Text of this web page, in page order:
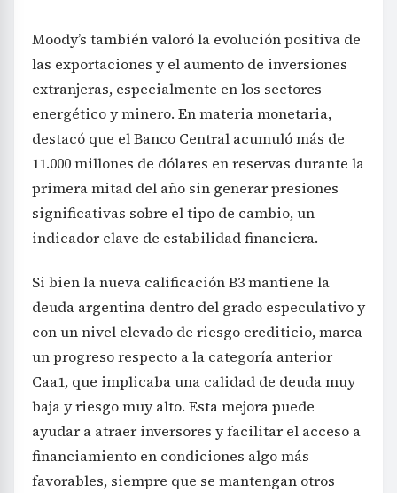
Moody’s también valoró la evolución positiva de
las exportaciones y el aumento de inversiones
extranjeras, especialmente en los sectores
energético y minero. En materia monetaria,
destacó que el Banco Central acumuló más de
11.000 millones de dólares en reservas durante la
primera mitad del año sin generar presiones
significativas sobre el tipo de cambio, un
indicador clave de estabilidad financiera.
Si bien la nueva calificación B3 mantiene la
deuda argentina dentro del grado especulativo y
con un nivel elevado de riesgo crediticio, marca
un progreso respecto a la categoría anterior
Caa1, que implicaba una calidad de deuda muy
baja y riesgo muy alto. Esta mejora puede
ayudar a atraer inversores y facilitar el acceso a
financiamiento en condiciones algo más
favorables, siempre que se mantengan otros